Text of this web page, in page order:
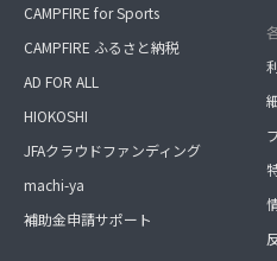
CAMPFIRE for Sports
CAMPFIRE ふるさと納税
AD FOR ALL
HIOKOSHI
JFAクラウドファンディング
machi-ya
補助金申請サポート